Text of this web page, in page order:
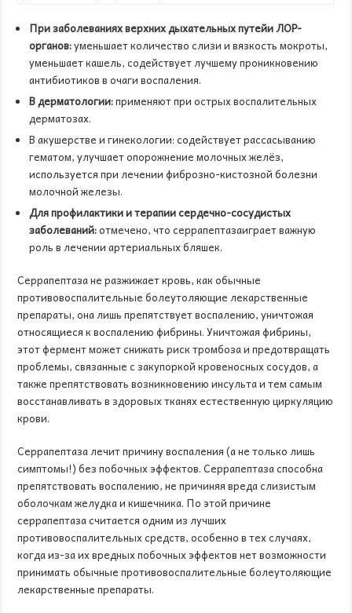
При заболеваниях верхних дыхательных путейи ЛОР-
органов:уменьшает количество слизи и вязкость мокроты,
уменьшает кашель, содействует лучшему проникновению
антибиотиков в очаги воспаления.
В дерматологии:применяют при острых воспалительных
дерматозах.
В акушерстве и гинекологии: содействует рассасыванию
гематом, улучшает опорожнение молочных желёз,
используется при лечении фиброзно-кистозной болезни
молочной железы.
Для профилактики и терапии сердечно-сосудистых
заболеваний:отмечено, что серрапептазаиграет важную
роль в лечении артериальных бляшек.
Серрапептаза не разжижает кровь, как обычные
противовоспалительные болеутоляющие лекарственные
препараты, она лишь препятствует воспалению, уничтожая
относящиеся к воспалению фибрины. Уничтожая фибрины,
этот фермент может снижать риск тромбоза и предотвращать
проблемы, связанные с закупоркой кровеносных сосудов, а
также препятствовать возникновению инсульта и тем самым
восстанавливать в здоровых тканях естественную циркуляцию
крови.
Серрапептаза лечит причину воспаления (а не только лишь
симптомы!) без побочных эффектов. Серрапептаза способна
препятствовать воспалению, не причиняя вреда слизистым
оболочкам желудка и кишечника. По этой причине
серрапептаза считается одним из лучших
противовоспалительных средств, особенно в тех случаях,
когда из-за их вредных побочных эффектов нет возможности
принимать обычные противовоспалительные болеутоляющие
лекарственные препараты.